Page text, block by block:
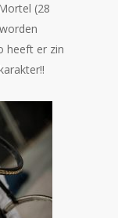
(28
heeft er zin